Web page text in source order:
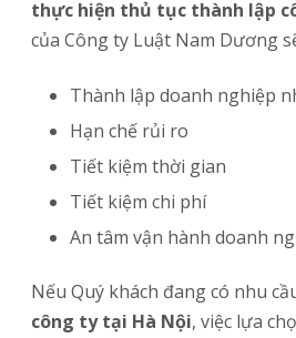
thực hiện thủ tục thành lập
của Công ty Luật Nam Dương
Thành lập doanh nghiệp
Hạn chế rủi ro
Tiết kiệm thời gian
Tiết kiệm chi phí
An tâm vận hành doanh
Nếu Quý khách đang có nhu
công ty tại Hà Nội, việc lựa